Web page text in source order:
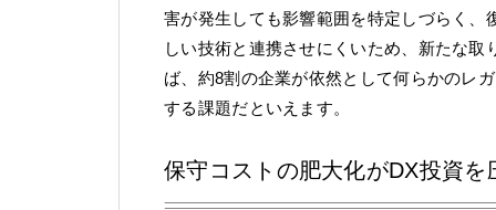
害が発生しても影響範囲を特定しづらく
しい技術と連携させにくいため、新たな
ば、約8割の企業が依然として何らかのレ
する課題だといえます。
保守コストの肥大化がDX投資を